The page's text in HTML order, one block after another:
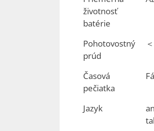
životnosť
batérie
Pohotovostný
prúd
Časová
pečiatka
Jazyk